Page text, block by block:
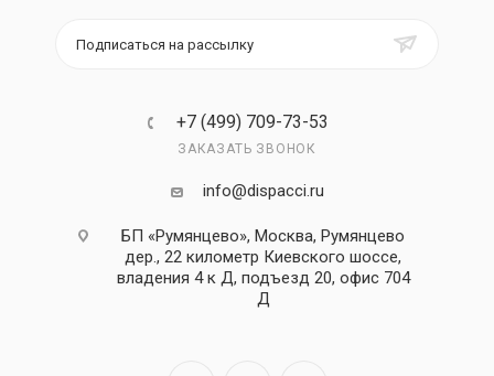
Подписаться на рассылку
+7 (499) 709-73-53
ЗАКАЗАТЬ ЗВОНОК
info@dispacci.ru
БП «Румянцево», Москва, Румянцево
дер., 22 километр Киевского шоссе,
владения 4 к Д, подъезд 20, офис 704
Д